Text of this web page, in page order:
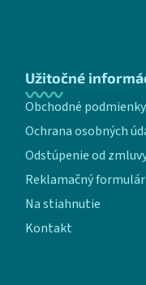
Užitočné
Obchodné podmienky
Ochrana osobných
Odstúpenie od
Reklamačný formulár
Na stiahnutie
Kontakt